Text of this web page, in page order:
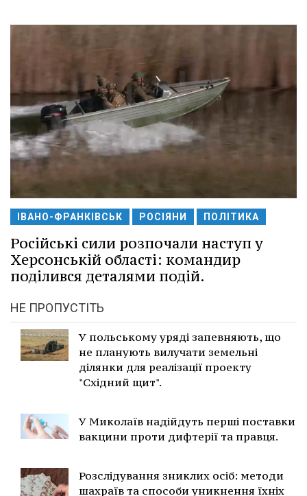
ІВАНО-ФРАНКІВСЬК РОСІЯНИ ПОЛІТИКА
Російські сили розпочали наступ у
Херсонській області: командир
поділився деталями подій.
НЕ ПРОПУСТІТЬ
У польському уряді запевняють, що
не планують вилучати земельні
ділянки для реалізації проекту
"Східний щит".
У Миколаїв надійдуть перші поставки
вакцини проти дифтерії та правця.
Розслідування зниклих осіб: методи
шахраїв та способи уникнення їхніх